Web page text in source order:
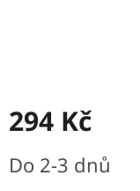
294 Kč
cena:
Do 2-3 dnů